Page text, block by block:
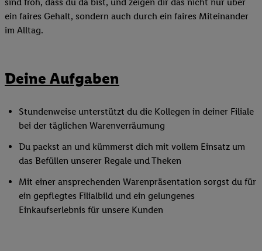
ein faires Gehalt, sondern auch durch ein faires Miteinander
im Alltag.
Deine Aufgaben
Stundenweise unterstützt du die Kollegen in deiner Filiale
bei der täglichen Warenverräumung
Du packst an und kümmerst dich mit vollem Einsatz um
das Befüllen unserer Regale und Theken
Mit einer ansprechenden Warenpräsentation sorgst du für
ein gepflegtes Filialbild und ein gelungenes
Einkaufserlebnis für unsere Kunden